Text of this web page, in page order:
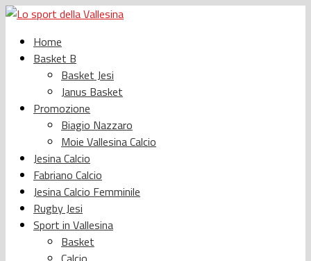
Home
Basket B
Basket Jesi
Janus Basket
Promozione
Biagio Nazzaro
Moie Vallesina Calcio
Jesina Calcio
Fabriano Calcio
Jesina Calcio Femminile
Rugby Jesi
Sport in Vallesina
Basket